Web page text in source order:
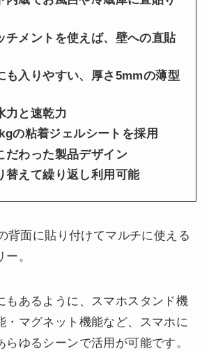
チメントを使えば、壁への直貼
も入りやすい、厚さ5mmの薄型
力と速乾力
の粘着ジェルシートを採用
だわった製品デザイン
替えて繰り返し利用可能
背面に貼り付けてマルチに使える
。
もあるように、スマホスタンド機
・マグネット機能など、スマホに
ゆるシーンで活用が可能です。